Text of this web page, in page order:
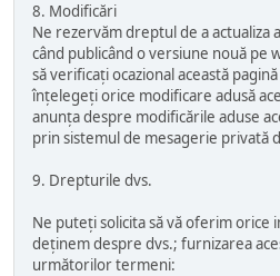
8. Modificări
Ne rezervăm dreptul de a actualiza
când publicând o versiune nouă pe
să verificați ocazional această
înțelegeți orice modificare adusă
anunța despre modificările aduse
prin sistemul de mesagerie privată
9. Drepturile dvs.
Ne puteți solicita să vă oferim orice
deținem despre dvs.; furnizarea
următorilor termeni: